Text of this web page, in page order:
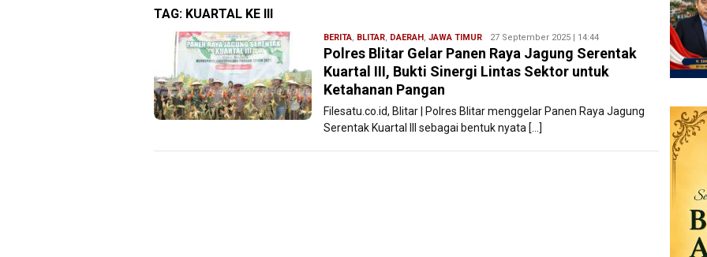
TAG: KUARTAL KE III
BERITA, BLITAR, DAERAH , JAWA TIMUR Redaksi
Filesatu
27 September 2025 | 14:44
Polres Blitar Gelar Panen Raya Jagung Serentak
Kuartal III, Bukti Sinergi Lintas Sektor untuk
Ketahanan Pangan
Filesatu.co.id, Blitar | Polres Blitar menggelar Panen Raya Jagung
Serentak Kuartal III sebagai bentuk nyata […]